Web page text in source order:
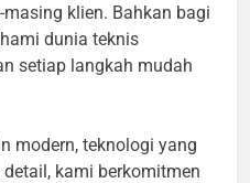
klien. Bahkan bagi
dunia teknis
setiap langkah mudah
modern, teknologi yang
kami berkomitmen